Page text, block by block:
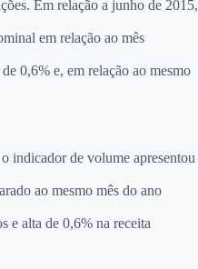
Em relação a junho de 2015,
em relação ao mês
0,6% e, em relação ao mesmo
indicador de volume apresentou
ao mesmo mês do ano
e alta de 0,6% na receita